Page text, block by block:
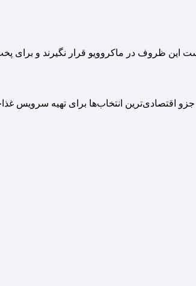
این ظروف در ماکروویو قرار نگیرند و برای
جزو اقتصادی‌ترین انتخاب‌ها برای تهیه سرویس